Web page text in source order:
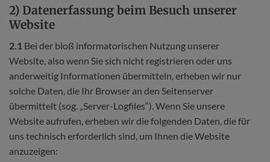
2) Datenerfassung beim Besuch unserer
Website
2.1 Bei der bloß informatorischen Nutzung unserer
Website, also wenn Sie sich nicht registrieren oder uns
anderweitig Informationen übermitteln, erheben wir nur
solche Daten, die Ihr Browser an den Seitenserver
übermittelt (sog. „Server-Logfiles“). Wenn Sie unsere
Website aufrufen, erheben wir die folgenden Daten, die für
uns technisch erforderlich sind, um Ihnen die Website
anzuzeigen: